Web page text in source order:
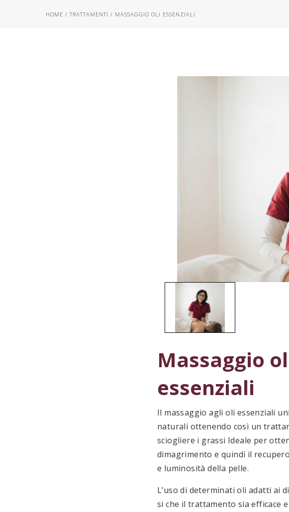
HOME /TRATTAMENTI / MASSAGGIO OLI ESSENZIALI
Massaggio
essenziali
Il massaggio agli oli essenziali
naturali ottenendo così un
sciogliere i grassi Ideale per
dimagrimento e quindi il
e luminosità della pelle.
L’uso di determinati oli adatti ai
si che il trattamento sia efficace